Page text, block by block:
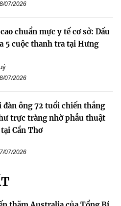
07/2026
chuẩn mực y tế cơ sở: Dấu
5 cuộc thanh tra tại Hưng
07/2026
đàn ông 72 tuổi chiến thắng
trực tràng nhờ phẫu thuật
Cần Thơ
07/2026